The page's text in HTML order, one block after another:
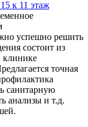
к 11 этаж
успешно решить
состоит из
клинике
точная
санитарную
анализы и т.д.